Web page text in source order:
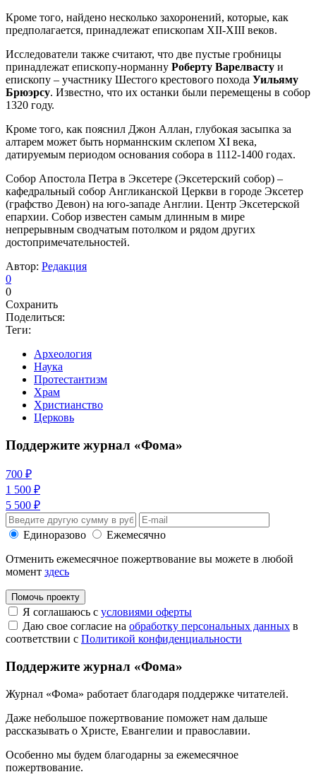
Кроме того, найдено несколько захоронений, которые, как
предполагается, принадлежат епископам XII-XIII веков.
Исследователи также считают, что две пустые гробницы
принадлежат епископу-норманну Роберту Варелвасту и
епископу – участнику Шестого крестового похода Уильяму
Брюэрсу. Известно, что их останки были перемещены в собор
1320 году.
Кроме того, как пояснил Джон Аллан, глубокая засыпка за
алтарем может быть норманнским склепом XI века,
датируемым периодом основания собора в 1112-1400 годах.
Собор Апостола Петра в Эксетере (Эксетерский собор) –
кафедральный собор Англиканской Церкви в городе Эксетер
(графство Девон) на юго-западе Англии. Центр Эксетерской
епархии. Собор известен самым длинным в мире
непрерывным сводчатым потолком и рядом других
достопримечательностей.
Автор: Редакция
0
0
Сохранить
Поделиться:
Теги:
Археология
Наука
Протестантизм
Храм
Христианство
Церковь
Поддержите журнал «Фома»
700 ₽
1 500 ₽
5 500 ₽
Единоразово
Ежемесячно
Отменить ежемесячное пожертвование вы можете в любой
момент здесь
Помочь проекту
Я соглашаюсь с условиями оферты
Даю свое согласие на обработку персональных данных в
соответствии с Политикой конфиденциальности
Поддержите журнал «Фома»
Журнал «Фома» работает благодаря поддержке читателей.
Даже небольшое пожертвование поможет нам дальше
рассказывать о Христе, Евангелии и православии.
Особенно мы будем благодарны за ежемесячное
пожертвование.